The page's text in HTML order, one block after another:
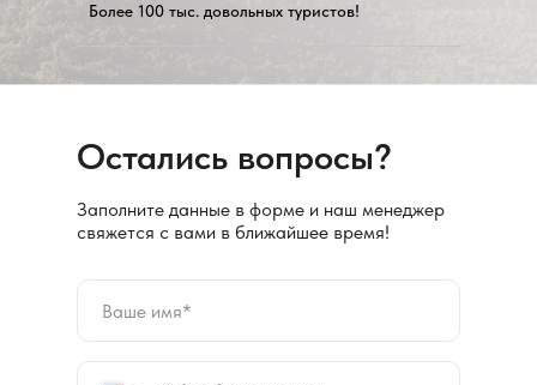
Более 100 тыс. довольных туристов!
Остались вопросы?
Заполните данные в форме и наш менеджер
свяжется с вами в ближайшее время!